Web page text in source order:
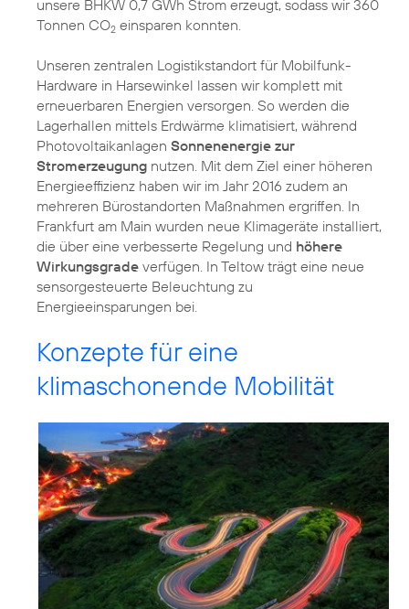
unsere BHKW 0,7 GWh Strom erzeugt, sodass wir 360
Tonnen CO2 einsparen konnten.
Unseren zentralen Logistikstandort für Mobilfunk-
Hardware in Harsewinkel lassen wir komplett mit
erneuerbaren Energien versorgen. So werden die
Lagerhallen mittels Erdwärme klimatisiert, während
Photovoltaikanlagen Sonnenenergie zur
Stromerzeugung nutzen. Mit dem Ziel einer höheren
Energieeffizienz haben wir im Jahr 2016 zudem an
mehreren Bürostandorten Maßnahmen ergriffen. In
Frankfurt am Main wurden neue Klimageräte installiert,
die über eine verbesserte Regelung und höhere
Wirkungsgrade verfügen. In Teltow trägt eine neue
sensorgesteuerte Beleuchtung zu
Energieeinsparungen bei.
Konzepte für eine
klimaschonende Mobilität